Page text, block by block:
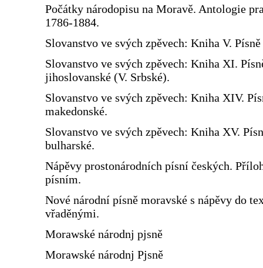
Počátky národopisu na Moravě. Antologie
1786-1884.
Slovanstvo ve svých zpěvech: Kniha V.
Slovanstvo ve svých zpěvech: Kniha XI.
jihoslovanské (V. Srbské).
Slovanstvo ve svých zpěvech: Kniha XIV.
makedonské.
Slovanstvo ve svých zpěvech: Kniha XV.
bulharské.
Nápěvy prostonárodních písní českých.
písním.
Nové národní písně moravské s nápěvy do
vřaděnými.
Morawské národnj pjsně
Morawské národnj Pjsně